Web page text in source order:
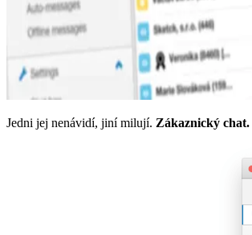
Jedni jej nenávidí, jiní milují. Zákaznický chat.